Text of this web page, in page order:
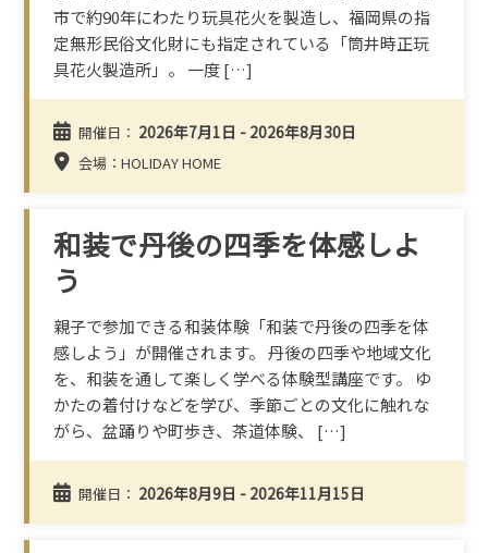
市で約90年にわたり玩具花火を製造し、福岡県の指
定無形民俗文化財にも指定されている「筒井時正玩
具花火製造所」。 一度 […]
開催日： 2026年7月1日 - 2026年8月30日
会場：HOLIDAY HOME
和装で丹後の四季を体感しよ
う
親子で参加できる和装体験「和装で丹後の四季を体
感しよう」が開催されます。 丹後の四季や地域文化
を、和装を通して楽しく学べる体験型講座です。 ゆ
かたの着付けなどを学び、季節ごとの文化に触れな
がら、盆踊りや町歩き、茶道体験、 […]
開催日： 2026年8月9日 - 2026年11月15日